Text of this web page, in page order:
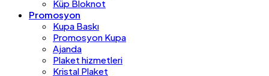
Küp Bloknot
Promosyon
Kupa Baskı
Promosyon Kupa
Ajanda
Plaket hizmetleri
Kristal Plaket